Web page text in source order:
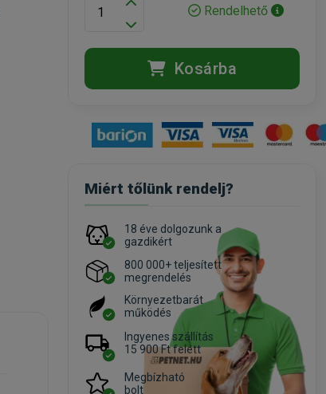
Rendelhető
Kosárba
Miért tőlünk rendelj?
18 éve dolgozunk a
gazdikért
800 000+ teljesített
megrendelés
Környezetbarát
működés
Ingyenes szállítás
15 900 Ft felett
Megbízható
bolt